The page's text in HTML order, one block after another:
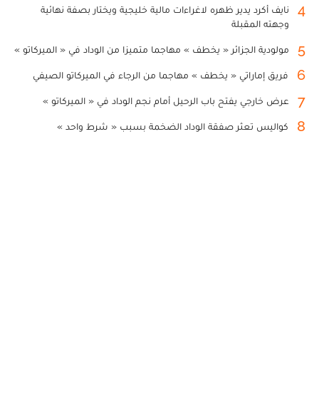
4
نايف أكرد يدير ظهره لاغراءات مالية خليجية ويختار بصفة نهائية
وجهته المقبلة
5 مولودية الجزائر « يخطف » مهاجما متميزا من الوداد في « الميركاتو »
6 فريق إماراتي « يخطف » مهاجما من الرجاء في الميركاتو الصيفي
7 عرض خارجي يفتح باب الرحيل أمام نجم الوداد في « الميركاتو »
8 كواليس تعثر صفقة الوداد الضخمة بسبب « شرط واحد »